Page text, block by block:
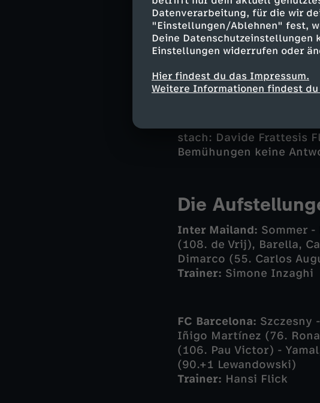
Datenverarbeitung, für die wir
"Einstellungen/Ablehnen" fest,
Deine
Einstellungen widerrufen oder
Hier findest du das Impressum.
Weitere Informationen findest
nach einem Foul von
aber doch auf Freistoß
Nachsetzen zum 3:2 für
(90.+3) - und dann
Verlängerung hoffte
Starstürmers Robert
stach: Davide Frattesis
Bemühungen keine
Die
Inter Mailand: Sommer
(108. de Vrij), Barella,
Dimarco (55. Carlos
Trainer: Simone Inzaghi
FC Barcelona: Szczesny
Iñigo Martínez (76.
(106. Pau Victor) -
(90.+1 Lewandowski)
Trainer: Hansi Flick